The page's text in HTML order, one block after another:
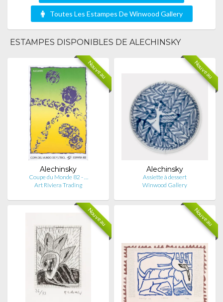
Toutes Les Estampes De Winwood Gallery
ESTAMPES DISPONIBLES DE ALECHINSKY
Nouveau
Alechinsky
Coupe du Monde 82 - …
Art Riviera Trading
Nouveau
Alechinsky
Assiette à dessert
Winwood Gallery
Nouveau Nouveau